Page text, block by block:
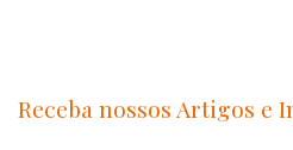
Receba nossos Artigos e